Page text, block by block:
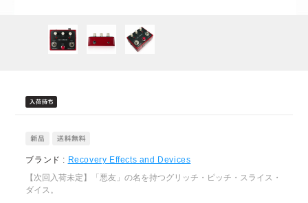
ブランド : Recovery Effects and Devices
【次回入荷未定】「悪友」の名を持つグリッチ・ピッチ・スライス・
ダイス。